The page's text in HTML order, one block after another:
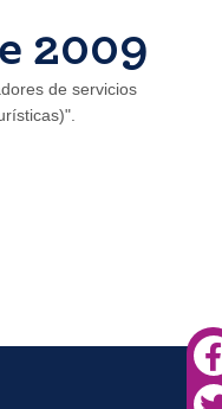
2009
de servicios